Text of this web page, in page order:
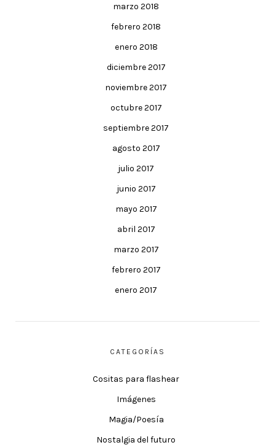
marzo 2018
febrero 2018
enero 2018
diciembre 2017
noviembre 2017
octubre 2017
septiembre 2017
agosto 2017
julio 2017
junio 2017
mayo 2017
abril 2017
marzo 2017
febrero 2017
enero 2017
CATEGORÍAS
Cositas para flashear
Imágenes
Magia/Poesía
Nostalgia del futuro